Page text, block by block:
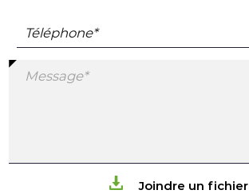
Téléphone*
Message*
Joindre un fichier